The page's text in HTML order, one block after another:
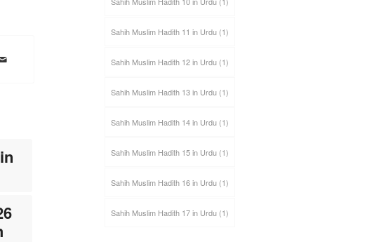
Sahih Muslim Hadith 11 in Urdu(1)
Sahih Muslim Hadith 12 in Urdu(1)
Sahih Muslim Hadith 13 in Urdu(1)
Sahih Muslim Hadith 14 in Urdu(1)
Sahih Muslim Hadith 15 in Urdu(1)
Sahih Muslim Hadith 16 in Urdu(1)
Sahih Muslim Hadith 17 in Urdu(1)